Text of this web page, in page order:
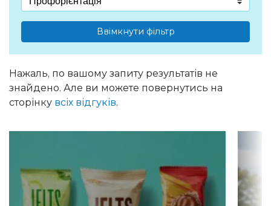
Ввімкнути фільтр
Нажаль, по вашому запиту результатів не
знайдено. Але ви можете повернутись на
сторінку всіх відгуків.